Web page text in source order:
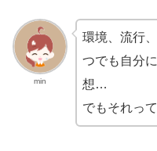
min
環境、流行
つでも自分
想…
でもそれっ